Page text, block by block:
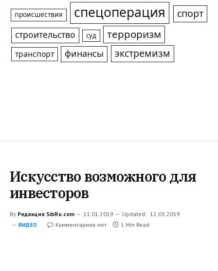
происшествия спецоперация спорт
строительство суд терроризм
транспорт финансы экстремизм
Искусство возможного для
инвесторов
By Редакция SibRu.com 11.01.2019 Updated: 12.03.2019
ВИДЕО Комментариев нет 1 Min Read